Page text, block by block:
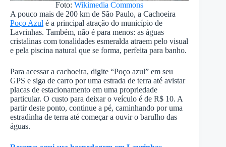
Foto:Wikimedia Commons
A pouco mais de 200 km de São Paulo, a Cachoeira
Poço Azul é a principal atração do município de
Lavrinhas. Também, não é para menos: as águas
cristalinas com tonalidades esmeralda atraem pelo visual
e pela piscina natural que se forma, perfeita para banho.
Para acessar a cachoeira, digite “Poço azul” em seu
GPS e siga de carro por uma estrada de terra até avistar
placas de estacionamento em uma propriedade
particular. O custo para deixar o veículo é de R$ 10. A
partir deste ponto, continue a pé, caminhando por uma
estradinha de terra até começar a ouvir o barulho das
águas.